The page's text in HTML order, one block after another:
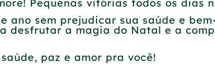
Pequenas vitórias todos os dias
ano sem prejudicar sua saúde e
desfrutar a magia do Natal e a
paz e amor pra você!